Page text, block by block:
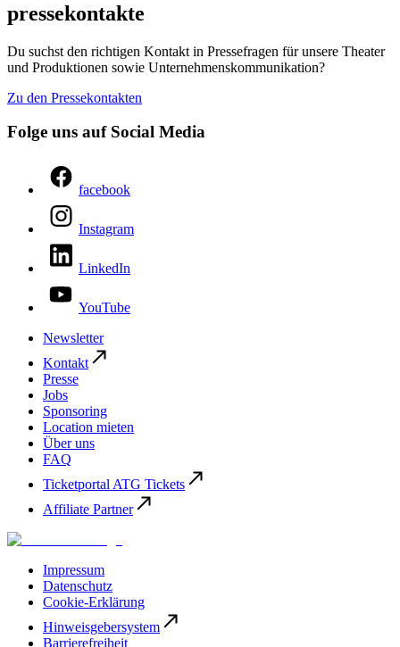
pressekontakte
Du suchst den richtigen Kontakt in Pressefragen für unsere Theater
und Produktionen sowie Unternehmenskommunikation?
Zu den Pressekontakten
Folge uns auf Social Media
facebook
Instagram
LinkedIn
YouTube
Newsletter
Kontakt
Presse
Jobs
Sponsoring
Location mieten
Über uns
FAQ
Ticketportal ATG Tickets
Affiliate Partner
Impressum
Datenschutz
Cookie-Erklärung
Hinweisgebersystem
Barrierefreiheit